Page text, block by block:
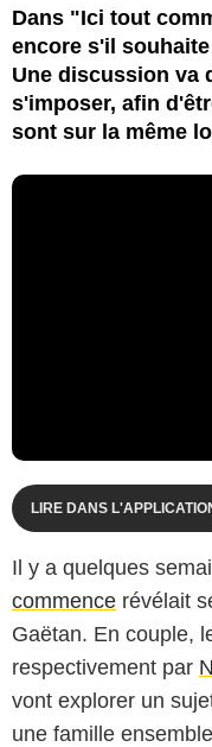
Dans "Ici tout
encore s'il
Une discussion va
s'imposer, afin
sont sur la même
LIRE DANS
Il y a quelques
commence révélait
Gaëtan. En couple,
respectivement par
vont explorer un
une famille